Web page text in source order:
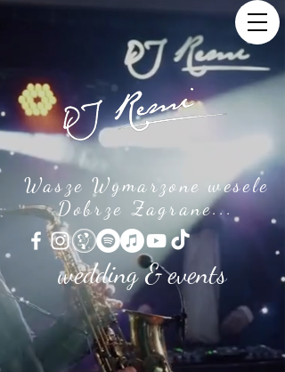
Wasze Wymarzone wesele
Dobrze Zagrane...
wedding & events